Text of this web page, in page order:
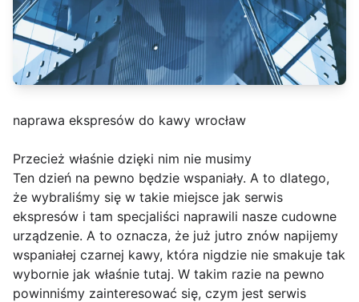
naprawa ekspresów do kawy wrocław
Przecież właśnie dzięki nim nie musimy
Ten dzień na pewno będzie wspaniały. A to dlatego,
że wybraliśmy się w takie miejsce jak serwis
ekspresów i tam specjaliści naprawili nasze cudowne
urządzenie. A to oznacza, że już jutro znów napijemy
wspaniałej czarnej kawy, która nigdzie nie smakuje tak
wybornie jak właśnie tutaj. W takim razie na pewno
powinniśmy zainteresować się, czym jest serwis